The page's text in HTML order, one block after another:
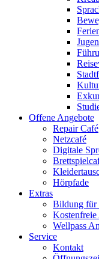
Offene Angebote
Repair Café
Netzcafé
Digitale
Hörpfade
Extras
Bildung für
Kostenfreie
Wellpass
Service
Kontakt